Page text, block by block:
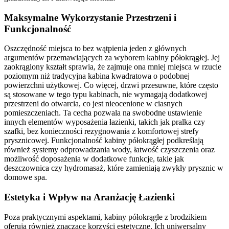
Maksymalne Wykorzystanie Przestrzeni i
Funkcjonalność
Oszczędność miejsca to bez wątpienia jeden z głównych
argumentów przemawiających za wyborem kabiny półokrągłej. Jej
zaokrąglony kształt sprawia, że zajmuje ona mniej miejsca w rzucie
poziomym niż tradycyjna kabina kwadratowa o podobnej
powierzchni użytkowej. Co więcej, drzwi przesuwne, które często
są stosowane w tego typu kabinach, nie wymagają dodatkowej
przestrzeni do otwarcia, co jest nieocenione w ciasnych
pomieszczeniach. Ta cecha pozwala na swobodne ustawienie
innych elementów wyposażenia łazienki, takich jak pralka czy
szafki, bez konieczności rezygnowania z komfortowej strefy
prysznicowej. Funkcjonalność kabiny półokrągłej podkreślają
również systemy odprowadzania wody, łatwość czyszczenia oraz
możliwość doposażenia w dodatkowe funkcje, takie jak
deszczownica czy hydromasaż, które zamieniają zwykły prysznic w
domowe spa.
Estetyka i Wpływ na Aranżację Łazienki
Poza praktycznymi aspektami, kabiny półokrągłe z brodzikiem
oferują również znaczące korzyści estetyczne. Ich uniwersalny